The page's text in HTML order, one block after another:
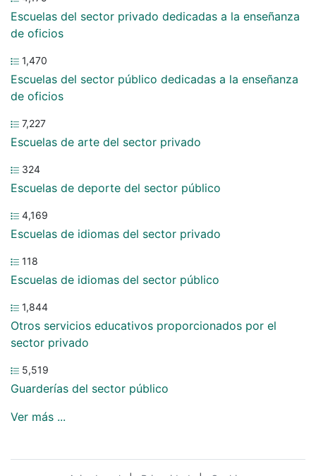
Escuelas del sector privado dedicadas a la enseñanza
de oficios
1,470
Escuelas del sector público dedicadas a la enseñanza
de oficios
7,227
Escuelas de arte del sector privado
324
Escuelas de deporte del sector público
4,169
Escuelas de idiomas del sector privado
118
Escuelas de idiomas del sector público
1,844
Otros servicios educativos proporcionados por el
sector privado
5,519
Guarderías del sector público
Ver más ...